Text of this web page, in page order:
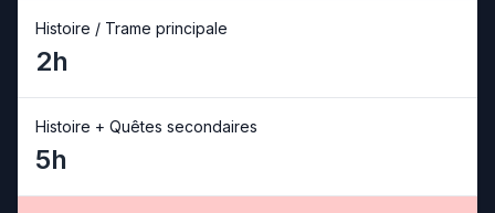
Histoire / Trame principale
2h
Histoire + Quêtes secondaires
5h